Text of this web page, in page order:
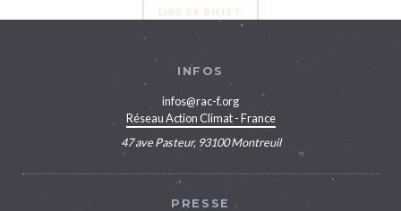
LIRE CE BILLET
INFOS
infos@rac-f.org
Réseau Action Climat - France
47 ave Pasteur, 93100 Montreuil
PRESSE